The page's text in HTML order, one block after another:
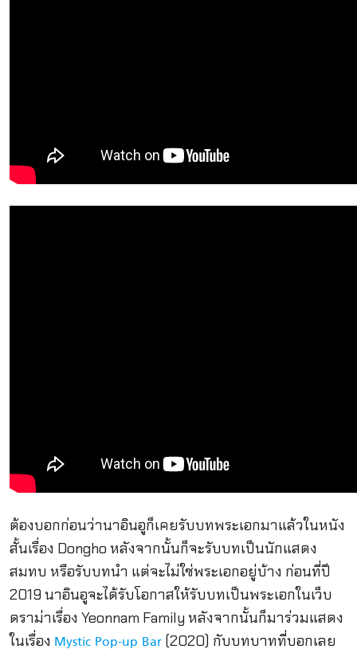
ต้องบอกก่อนว่านาอินอูก็เคยรับบทพระเอกมาแล้วในหนัง
สั้นเรื่อง Dongho หลังจากนั้นก็จะรับบทเป็นนักแสดง
สมทบ หรือรับบทนำ แต่จะไม่ใช่พระเอกอยู่บ้าง ก่อนที่ปี
2019 นาอินอูจะได้รับโอกาสให้รับบทเป็นพระเอกในเว็บ
ดราม่าเรื่อง Yeonnam Family หลังจากนั้นก็มาร่วมแสดง
ในเรื่อง Mystic Pop-up Bar(2020) กับบทบาทที่บอกเลย